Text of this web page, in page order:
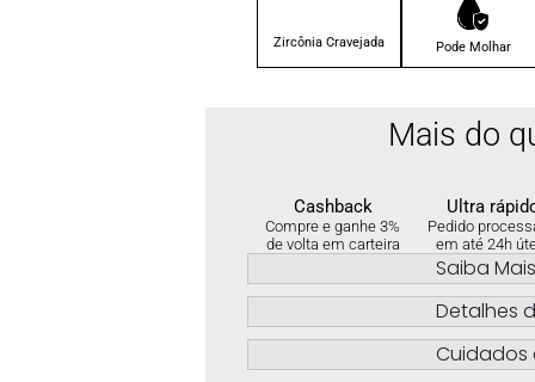
Zircônia Cravejada Pode Molhar
Mais do
Cashback
Compre e ganhe 3%
de volta em carteira
Ultra
Pedido
em até 24h
Saiba Mais
Detalhes
Cuidados